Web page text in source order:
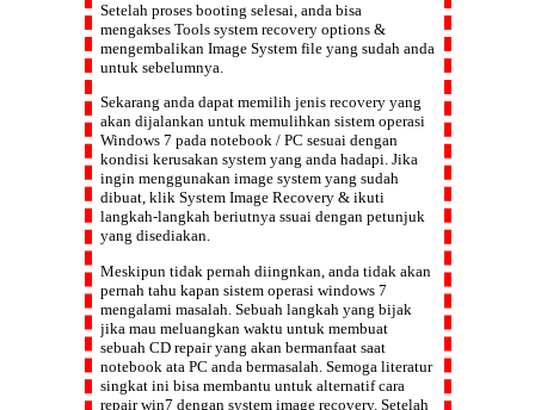
Setelah proses booting selesai, anda bisa
mengakses Tools system recovery options&
mengembalikan Image System file yang sudah anda
untuk sebelumnya.
Sekarang anda dapat memilih jenis recoveryyang
akan dijalankan untuk memulihkan sistem operasi
Windows 7 pada notebook / PC sesuai dengan
kondisi kerusakan system yang anda hadapi. Jika
ingin menggunakan image system yang sudah
dibuat, klik System Image Recovery& ikuti
langkah-langkah beriutnya ssuai dengan petunjuk
yang disediakan.
Meskipun tidak pernah diingnkan, anda tidak akan
pernah tahu kapan sistem operasi windows 7
mengalami masalah. Sebuah langkah yang bijak
jika mau meluangkan waktu untuk membuat
sebuah CD repair yang akan bermanfaat saat
notebook ata PC anda bermasalah. Semoga literatur
singkat ini bisa membantu untuk alternatif cara
repair win7 dengan system image recovery. Setelah